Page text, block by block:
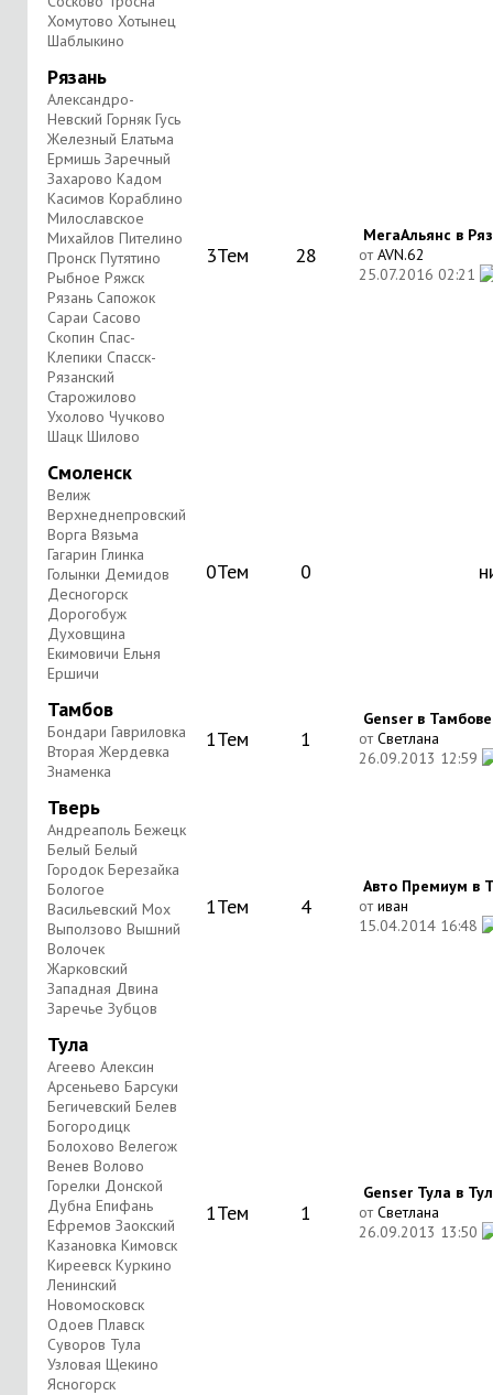
Хомутово Хотынец
Шаблыкино
Рязань
Александро-
Невский Горняк Гусь
Железный Елатьма
Ермишь Заречный
Захарово Кадом
Касимов Кораблино
Милославское
Михайлов Пителино
Пронск Путятино
Рыбное Ряжск
Рязань Сапожок
Сараи Сасово
Скопин Спас-
Клепики Спасск-
Рязанский
Старожилово
Ухолово Чучково
Шацк Шилово
3Тем 28
МегаАльянс в
отAVN.62
25.07.2016 02:21
Смоленск
Велиж
Верхнеднепровский
Ворга Вязьма
Гагарин Глинка
Голынки Демидов
Десногорск
Дорогобуж
Духовщина
Екимовичи Ельня
Ершичи
0Тем 0
Тамбов
Бондари Гавриловка
Вторая Жердевка
Знаменка
1Тем 1
Genser в
отСветлана
26.09.2013 12:59
Тверь
Андреаполь Бежецк
Белый Белый
Городок Березайка
Бологое
Васильевский Мох
Выползово Вышний
Волочек
Жарковский
Западная Двина
Заречье Зубцов
1Тем 4
Авто Премиум в
отиван
15.04.2014 16:48
Тула
Агеево Алексин
Арсеньево Барсуки
Бегичевский Белев
Богородицк
Болохово Велегож
Венев Волово
Горелки Донской
Дубна Епифань
Ефремов Заокский
Казановка Кимовск
Киреевск Куркино
Ленинский
Новомосковск
Одоев Плавск
Суворов Тула
Узловая Щекино
Ясногорск
1Тем 1
Genser Тула в
отСветлана
26.09.2013 13:50